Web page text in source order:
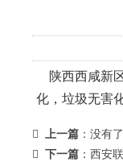
陕西西咸新
化，垃圾无害
上一篇 ：没有了
下一篇 ：西安